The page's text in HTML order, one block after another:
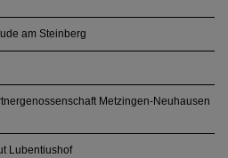
am Steinberg
Metzingen-Neuhausen
Lubentiushof